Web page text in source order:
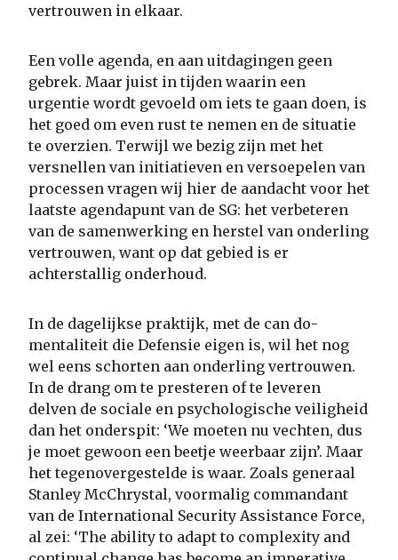
vertrouwen in elkaar.
Een volle agenda, en aan uitdagingen geen
gebrek. Maar juist in tijden waarin een
urgentie wordt gevoeld om iets te gaan doen, is
het goed om even rust te nemen en de situatie
te overzien. Terwijl we bezig zijn met het
versnellen van initiatieven en versoepelen van
processen vragen wij hier de aandacht voor het
laatste agendapunt van de SG: het verbeteren
van de samenwerking en herstel van onderling
vertrouwen, want op dat gebied is er
achterstallig onderhoud.
In de dagelijkse praktijk, met de can do-
mentaliteit die Defensie eigen is, wil het nog
wel eens schorten aan onderling vertrouwen.
In de drang om te presteren of te leveren
delven de sociale en psychologische veiligheid
dan het onderspit: ‘We moeten nu vechten, dus
je moet gewoon een beetje weerbaar zijn’. Maar
het tegenovergestelde is waar. Zoals generaal
Stanley McChrystal, voormalig commandant
van de International Security Assistance Force,
al zei: ‘The ability to adapt to complexity and